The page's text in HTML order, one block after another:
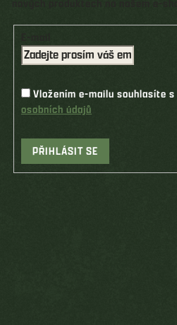
Vložením e-mailu souhlasíte s
osobních údajů
PŘIHLÁSIT SE